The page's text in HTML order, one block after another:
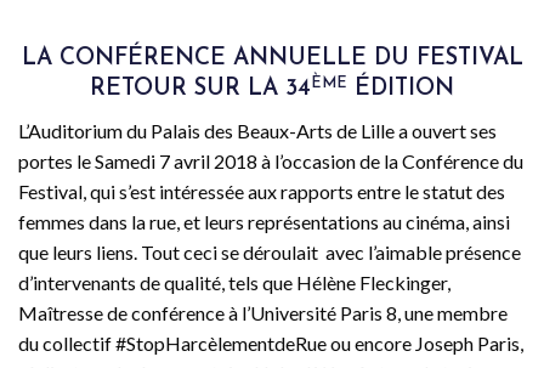
LA CONFÉRENCE ANNUELLE DU FESTIVAL
RETOUR SUR LA 34 ÈME
ÉDITION
L’Auditorium du Palais des Beaux-Arts de Lille a ouvert ses
portes le Samedi 7 avril 2018 à l’occasion de la Conférence du
Festival, qui s’est intéressée aux rapports entre le statut des
femmes dans la rue, et leurs représentations au cinéma, ainsi
que leurs liens. Tout ceci se déroulait avec l’aimable présence
d’intervenants de qualité, tels que Hélène Fleckinger,
Maîtresse de conférence à l’Université Paris 8, une membre
du collectif #StopHarcèlementdeRue ou encore Joseph Paris,